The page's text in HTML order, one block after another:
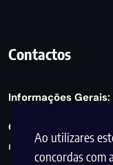
Ao utilizares
concordas com a
Contactos
Informações Gerais:
Consultas de